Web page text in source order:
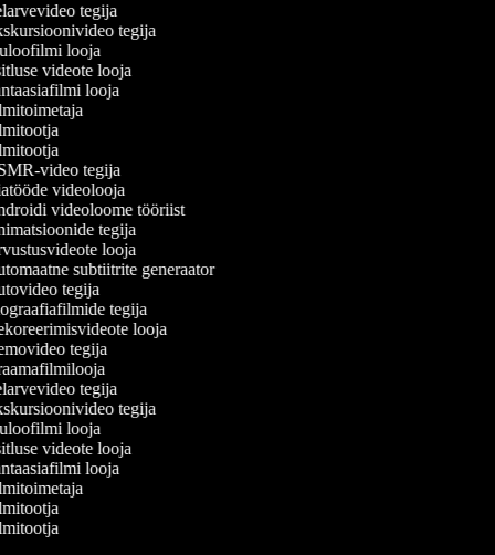
tegija
tegija
looja
videote looja
looja
video tegija
videolooja
videoloome tööriist
tegija
looja
subtiitrite generaator
tegija
tegija
looja
tegija
tegija
tegija
looja
videote looja
looja